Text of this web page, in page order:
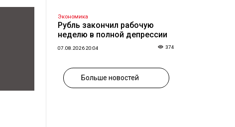
Экономика
Рубль закончил рабочую
неделю в полной депрессии
07.08.2026 20:04 374
Больше новостей